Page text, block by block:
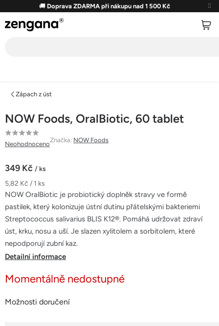
obsah
🚚 Doprava ZDARMA při nákupu nad 1 500 Kč
Zápach z úst
NOW Foods, OralBiotic, 60 tablet
Průměrné
hodnocení
je
0,0
z
5
hvězdiček.
Neohodnoceno
Značka: NOW Foods
349 Kč / ks
Měrná
cena:
5,82 Kč / 1 ks
Momentálně nedostupné
Možnosti doručení
NOW OralBiotic je probiotický doplněk stravy ve formě
pastilek, který kolonizuje ústní dutinu přátelskými bakteriemi
Streptococcus salivarius BLIS K12®. Pomáhá udržovat zdraví
úst, krku, nosu a uší. Je slazen xylitolem a sorbitolem, které
nepodporují zubní kaz.
Detailní informace